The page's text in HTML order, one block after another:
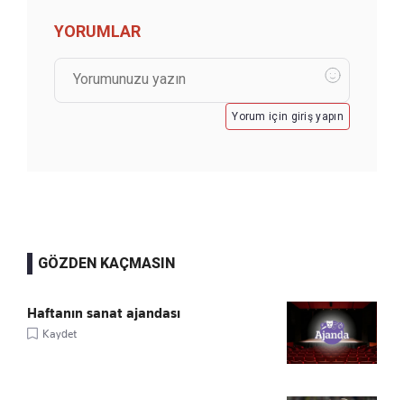
YORUMLAR
Yorum için giriş yapın
GÖZDEN KAÇMASIN
Haftanın sanat ajandası
Kaydet